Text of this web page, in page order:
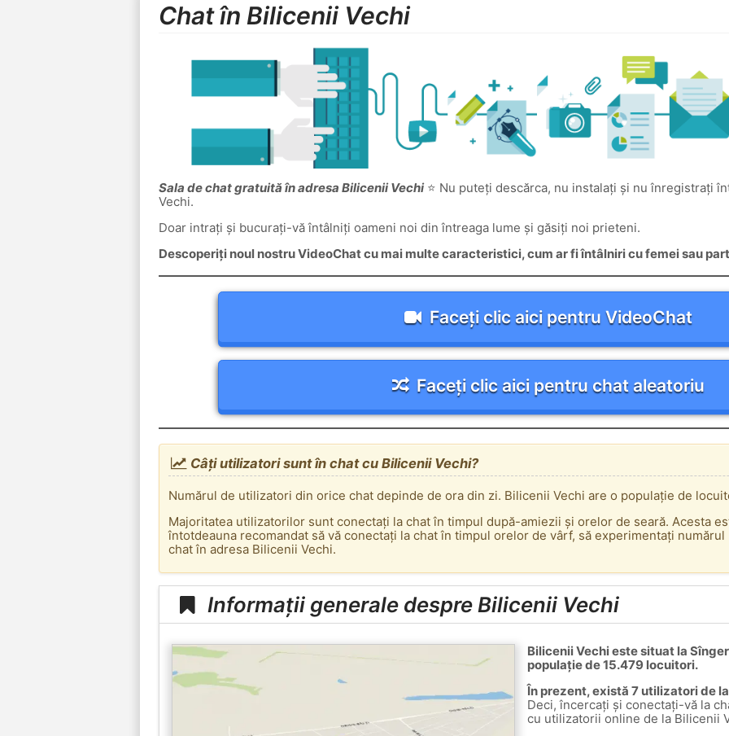
Chat în Bilicenii Vechi
Sala de chat gratuită în adresa Bilicenii Vechi⭐ Nu puteți descărca, nu instalați și nu înregistrați
Vechi.
Doar intrați și bucurați-vă întâlniți oameni noi din întreaga lume și găsiți noi prieteni.
Descoperiți noul nostru VideoChat cu mai multe caracteristici, cum ar fi întâlniri cu femei sau
Faceți clic aici pentru VideoChat
Faceți clic aici pentru chat aleatoriu
Câți utilizatori sunt în chat cu Bilicenii Vechi?
Numărul de utilizatori din orice chat depinde de ora din zi. Bilicenii Vechi are o populație de
Majoritatea utilizatorilor sunt conectați la chat în timpul după-amiezii și orelor de seară. Acesta
întotdeauna recomandat să vă conectați la chat în timpul orelor de vârf, să experimentați
chat în adresa Bilicenii Vechi.
Informații generale despre Bilicenii Vechi
Bilicenii Vechi este situat la
populație de 15.479 locuitori.
În prezent, există 7 utilizatori de
Deci, încercați și conectați-vă la
cu utilizatorii online de la Bilicenii